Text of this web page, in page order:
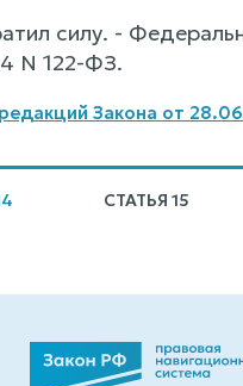
силу. -
N 122-ФЗ.
Закона от
СТАТЬЯ 15